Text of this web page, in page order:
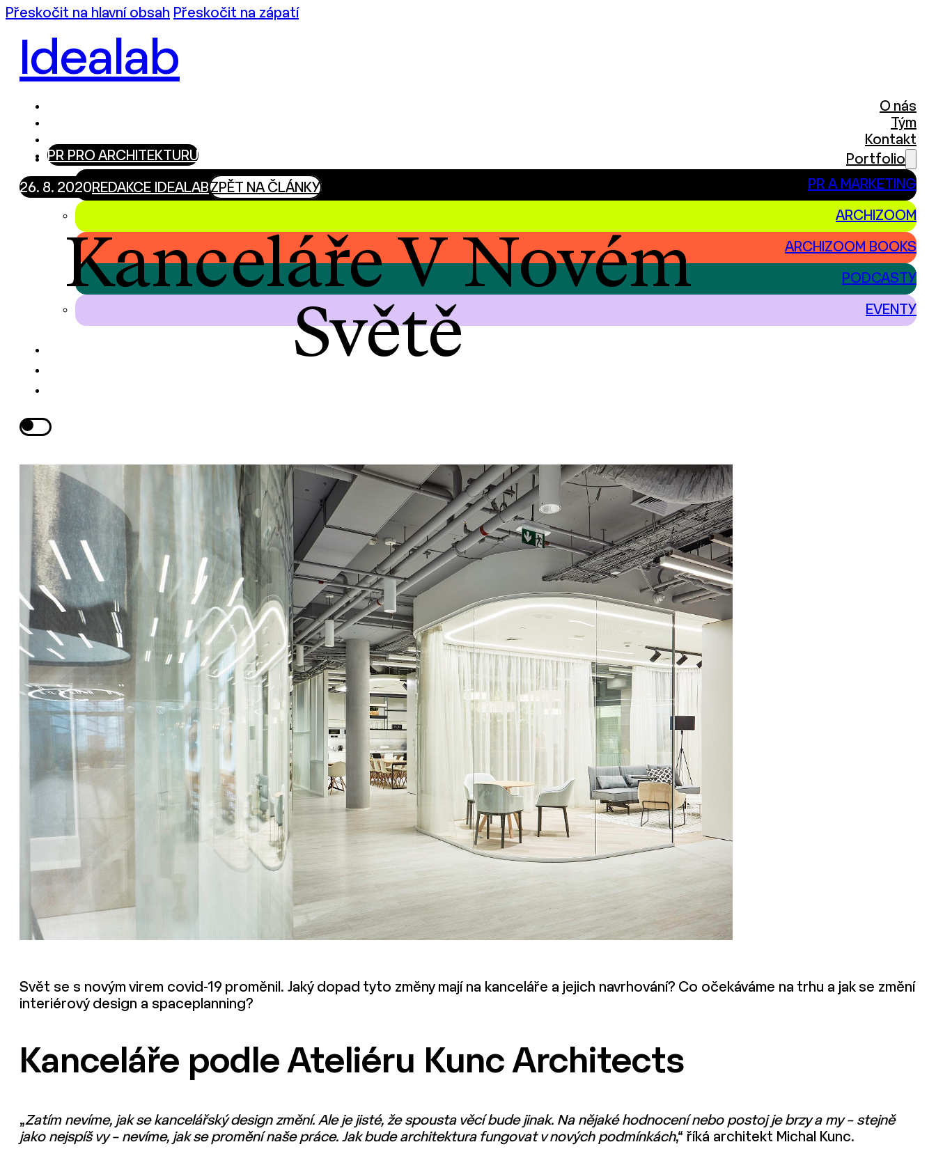
Přeskočit na hlavní obsah Přeskočit na zápatí
Idealab
O nás
Tým
Kontakt
Portfolio
PR A MARKETING
ARCHIZOOM
ARCHIZOOM BOOKS
PODCASTY
EVENTY
PR PRO ARCHITEKTURU
26. 8. 2020 REDAKCE IDEALABZPĚT NA ČLÁNKY
Kanceláře V Novém
Světě
Svět se s novým virem covid-19 proměnil. Jaký dopad tyto změny mají na kanceláře a jejich navrhování? Co očekáváme na trhu a jak se změní
interiérový design a spaceplanning?
Kanceláře podle Ateliéru Kunc Architects
„Zatím nevíme, jak se kancelářský design změní. Ale je jisté, že spousta věcí bude jinak. Na nějaké hodnocení nebo postoj je brzy a my – stejně
jako nejspíš vy – nevíme, jak se promění naše práce. Jak bude architektura fungovat v nových podmínkách,“ říká architekt Michal Kunc.